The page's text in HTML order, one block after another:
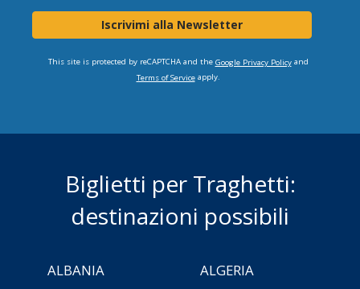
Iscrivimi alla Newsletter
This site is protected by reCAPTCHA and the Google Privacy Policyand
Terms of Serviceapply.
Biglietti per Traghetti:
destinazioni possibili
ALBANIA
ALGERIA